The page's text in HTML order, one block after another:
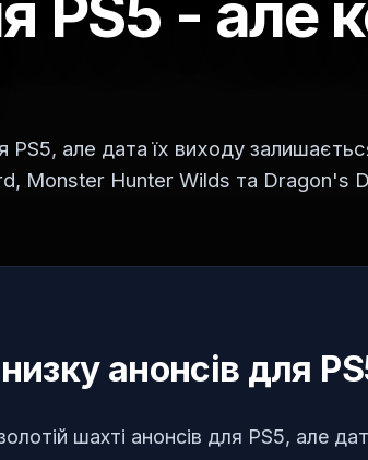
PS5 - але
PS5, але дата їх виходу
Monster Hunter Wilds та Dragon's
анонсів для
шахті анонсів для PS5, але